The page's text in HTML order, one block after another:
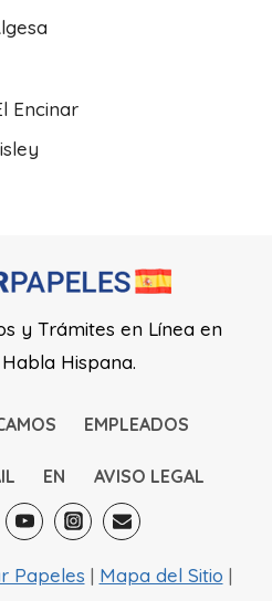
Encinar
y Trámites en Línea en
Hispana.
EMPLEADOS
EN AVISO LEGAL
Papeles | Mapa del Sitio |